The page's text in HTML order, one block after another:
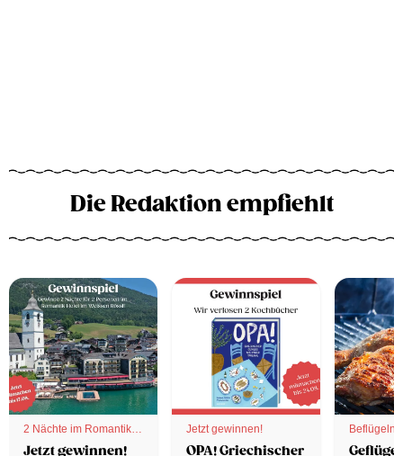
Die Redaktion empfiehlt
2 Nächte im Romantik
Hotel
Jetzt gewinnen!
Jetzt gewinnen!
OPA! Griechischer